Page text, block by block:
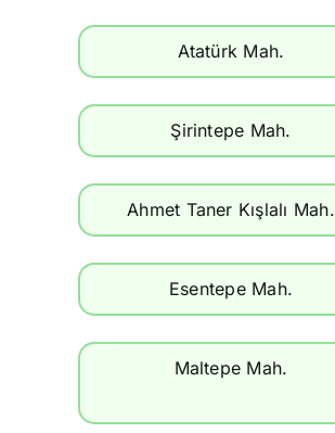
Atatürk Mah.
Şirintepe Mah.
Ahmet Taner Kışlalı Mah.
Esentepe Mah.
Maltepe Mah.